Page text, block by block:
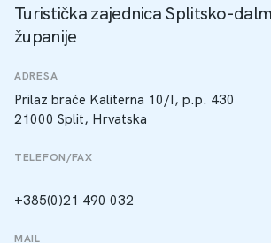
Turistička zajednica Splitsko-
županije
ADRESA
Prilaz braće Kaliterna 10/I, p.p. 430
21000 Split, Hrvatska
TELEFON/FAX
+385(0)21 490 032
MAIL